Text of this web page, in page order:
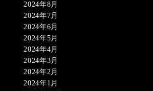
2024年8月
2024年7月
2024年6月
2024年5月
2024年4月
2024年3月
2024年2月
2024年1月